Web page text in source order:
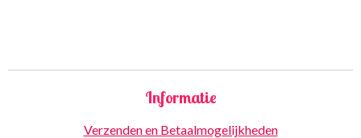
Informatie
Verzenden en Betaalmogelijkheden